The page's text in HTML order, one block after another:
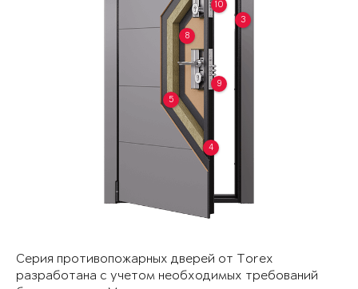
3
4
5
8
9
10
Серия противопожарных дверей от Torex
разработана с учетом необходимых требований